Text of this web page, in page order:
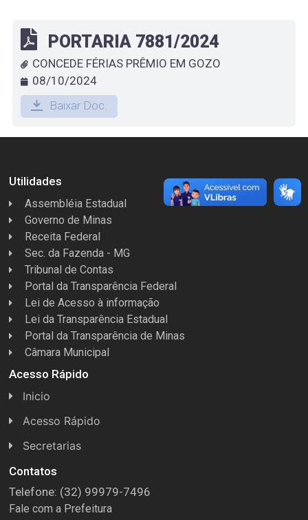
PORTARIA 7881/2024
CONCEDE FÉRIAS PRÊMIO EM GOZO
08/10/2024
Baixar Doc.
Utilidades
Assembléia Estadual
Governo de Minas
Receita Federal
Sec. da Fazenda - MG
Tribunal de Contas
Portal da Transparência Federal
Lei de Acesso à informação
Lei da Transparência Estadual
Portal da Transparência de Minas
Câmara Municipal
Acesso Rápido
Inicio
Acesso Rápido
Concursos
Conselhos
Espera Feliz Antigamente
Secretarias
Licitações
Secretaria de Esportes
Contatos
Telefone: (32) 99979-7496
Fale com a Prefeitura